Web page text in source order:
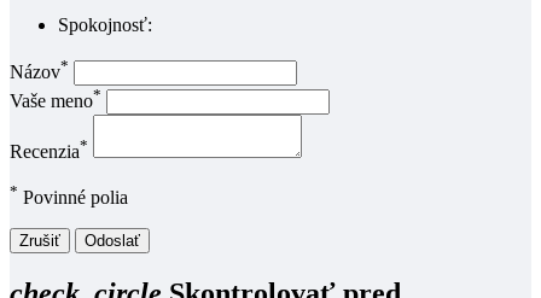
Spokojnosť:
Názov*
Vaše meno*
Recenzia*
* Povinné polia
Zrušiť Odoslať